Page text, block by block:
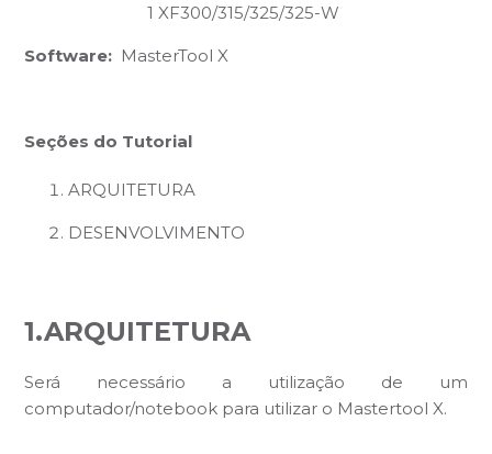
1 XF300/315/325/325-W
Software: MasterTool X
Seções do Tutorial
ARQUITETURA
DESENVOLVIMENTO
1.ARQUITETURA
Será necessário a utilização de um
computador/notebook para utilizar o Mastertool X.